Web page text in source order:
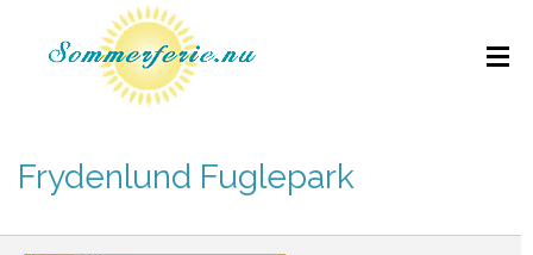
Frydenlund Fuglepark